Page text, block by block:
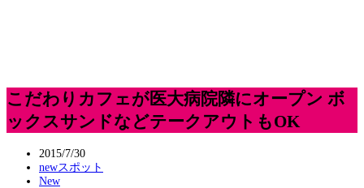
こだわりカフェが医大病院隣にオープン ボ
ックスサンドなどテークアウトもOK
2015/7/30
newスポット
New